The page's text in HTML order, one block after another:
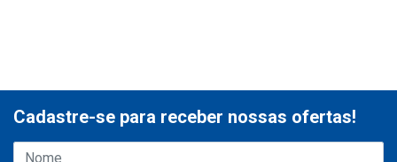
Cadastre-se para receber nossas ofertas!